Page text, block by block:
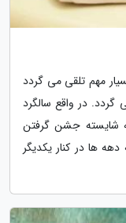
مهم تلقی می گردد
در واقع سالگرد
شایسته جشن گرفتن
ها در کنار یکدیگر